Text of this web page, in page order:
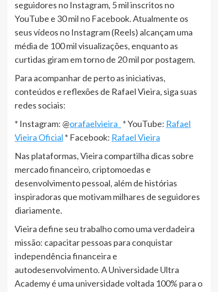
seguidores no Instagram, 5 mil inscritos no
YouTube e 30 mil no Facebook. Atualmente os
seus vídeos no Instagram (Reels) alcançam uma
média de 100 mil visualizações, enquanto as
curtidas giram em torno de 20 mil por postagem.
Para acompanhar de perto as iniciativas,
conteúdos e reflexões de Rafael Vieira, siga suas
redes sociais:
* Instagram: @orafaelvieira_ * YouTube: Rafael
Vieira Oficial * Facebook: Rafael Vieira
Nas plataformas, Vieira compartilha dicas sobre
mercado financeiro, criptomoedas e
desenvolvimento pessoal, além de histórias
inspiradoras que motivam milhares de seguidores
diariamente.
Vieira define seu trabalho como uma verdadeira
missão: capacitar pessoas para conquistar
independência financeira e
autodesenvolvimento. A Universidade Ultra
Academy é uma universidade voltada 100% para o